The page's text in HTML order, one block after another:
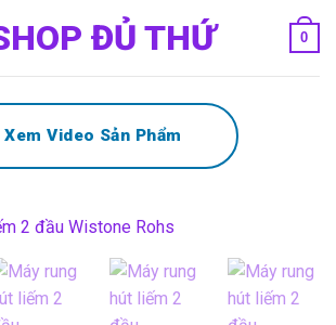
0
Xem Video Sản Phẩm